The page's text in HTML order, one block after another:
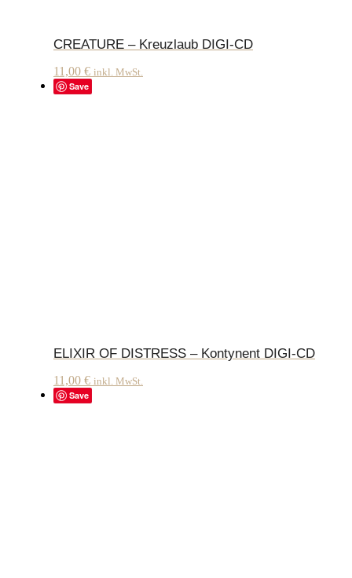
CREATURE – Kreuzlaub DIGI-CD
11,00 € inkl. MwSt.
Save
ELIXIR OF DISTRESS – Kontynent DIGI-CD
11,00 € inkl. MwSt.
Save